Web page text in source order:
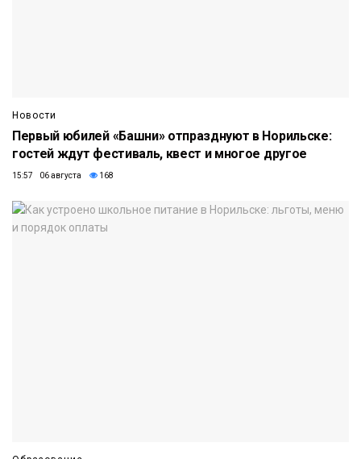
Новости
Первый юбилей «Башни» отпразднуют в Норильске:
гостей ждут фестиваль, квест и многое другое
15:57 06 августа 168